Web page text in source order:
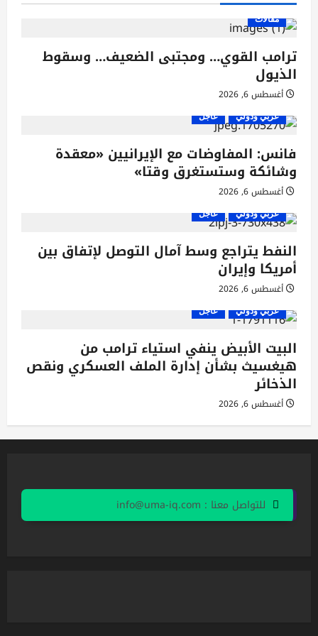
مقالات
ترامب القوي… ومجتبى الضعيف… وسقوط
الذيول
أغسطس 6, 2026
عربي ودولي عاجل
فانس: المفاوضات مع الإيرانيين «معقدة
وشائكة وستستغرق وقتا»
أغسطس 6, 2026
عربي ودولي عاجل
النفط يتراجع وسط آمال التوصل لإتفاق بين
أمريكا وإيران
أغسطس 6, 2026
عربي ودولي عاجل
البيت الأبيض ينفي استياء ترامب من
هيغسيث بشأن إدارة الملف العسكري ونقص
الذخائر
أغسطس 6, 2026
للتواصل معنا : info@uma-iq.com